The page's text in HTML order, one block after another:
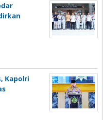
Kapolri